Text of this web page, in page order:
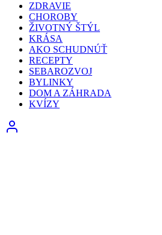
ZDRAVIE
CHOROBY
ŽIVOTNÝ ŠTÝL
KRÁSA
AKO SCHUDNÚŤ
RECEPTY
SEBAROZVOJ
BYLINKY
DOM A ZÁHRADA
KVÍZY